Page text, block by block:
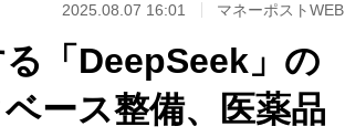
2025.08.07 16:01 マネーポストWEB
「DeepSeek」の
ース整備、医薬品